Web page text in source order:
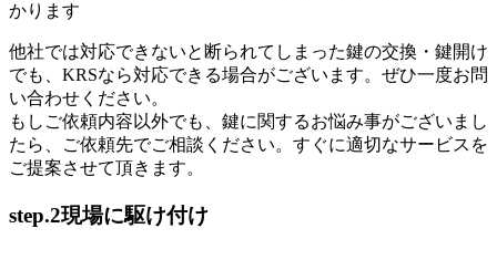
かります
他社では対応できないと断られてしまった鍵の交換・鍵開け
でも、KRSなら対応できる場合がございます。ぜひ一度お問
い合わせください。
もしご依頼内容以外でも、鍵に関するお悩み事がございまし
たら、ご依頼先でご相談ください。すぐに適切なサービスを
ご提案させて頂きます。
step.2現場に駆け付け